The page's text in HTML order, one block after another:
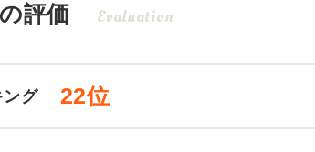
評価 Evaluation
ング 22位